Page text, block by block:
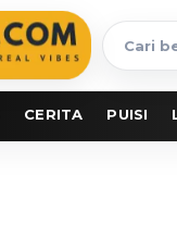
Cari
berita
CERITA PUISI